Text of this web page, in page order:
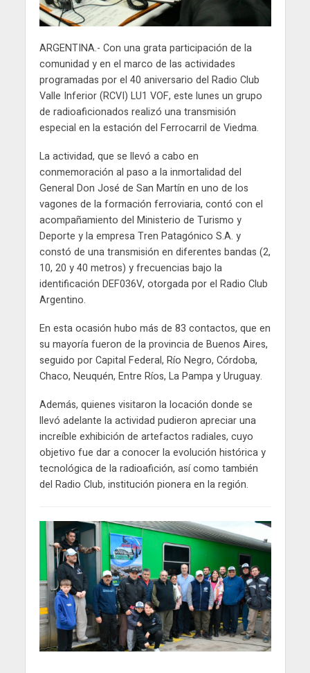
ARGENTINA.- Con una grata participación de la
comunidad y en el marco de las actividades
programadas por el 40 aniversario del Radio Club
Valle Inferior (RCVI) LU1 VOF, este lunes un grupo
de radioaficionados realizó una transmisión
especial en la estación del Ferrocarril de Viedma.
La actividad, que se llevó a cabo en
conmemoración al paso a la inmortalidad del
General Don José de San Martín en uno de los
vagones de la formación ferroviaria, contó con el
acompañamiento del Ministerio de Turismo y
Deporte y la empresa Tren Patagónico S.A. y
constó de una transmisión en diferentes bandas (2,
10, 20 y 40 metros) y frecuencias bajo la
identificación DEF036V, otorgada por el Radio Club
Argentino.
En esta ocasión hubo más de 83 contactos, que en
su mayoría fueron de la provincia de Buenos Aires,
seguido por Capital Federal, Río Negro, Córdoba,
Chaco, Neuquén, Entre Ríos, La Pampa y Uruguay.
Además, quienes visitaron la locación donde se
llevó adelante la actividad pudieron apreciar una
increíble exhibición de artefactos radiales, cuyo
objetivo fue dar a conocer la evolución histórica y
tecnológica de la radioafición, así como también
del Radio Club, institución pionera en la región.